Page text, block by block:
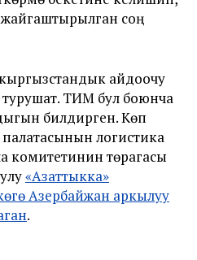
соң
айдоочу
ТИМ бул боюнча
билдирген. Көп
логистика
комитетинин төрагасы
«Азаттыкка»
Азербайжан аркылуу
.